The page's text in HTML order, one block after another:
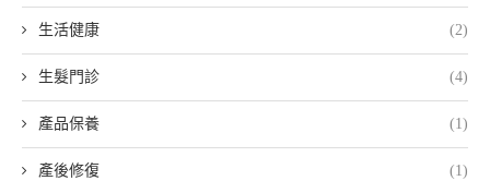
生活健康 (2)
生髮門診 (4)
產品保養 (1)
產後修復 (1)